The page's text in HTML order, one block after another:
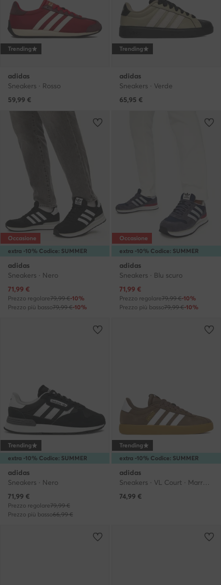
Trending
adidas
Sneakers · Rosso
59,99 €
Trending
adidas
Sneakers · Verde
65,95 €
extra -10% Codice: SUMMER
Occasione
adidas
Sneakers · Nero
Prezzo attuale
71,99 €
Prezzo regolare79,99 €-10%
Prezzo più basso79,99 €-10%
extra -10% Codice: SUMMER
Occasione
adidas
Sneakers · Blu scuro
Prezzo attuale
71,99 €
Prezzo regolare79,99 €-10%
Prezzo più basso79,99 €-10%
extra -10% Codice: SUMMER
Trending
adidas
Sneakers · Nero
Prezzo attuale
71,99 €
Prezzo regolare79,99 €
Prezzo più basso66,99 €
extra -10% Codice: SUMMER
Trending
adidas
Sneakers · VL Court · Marrone
74,99 €